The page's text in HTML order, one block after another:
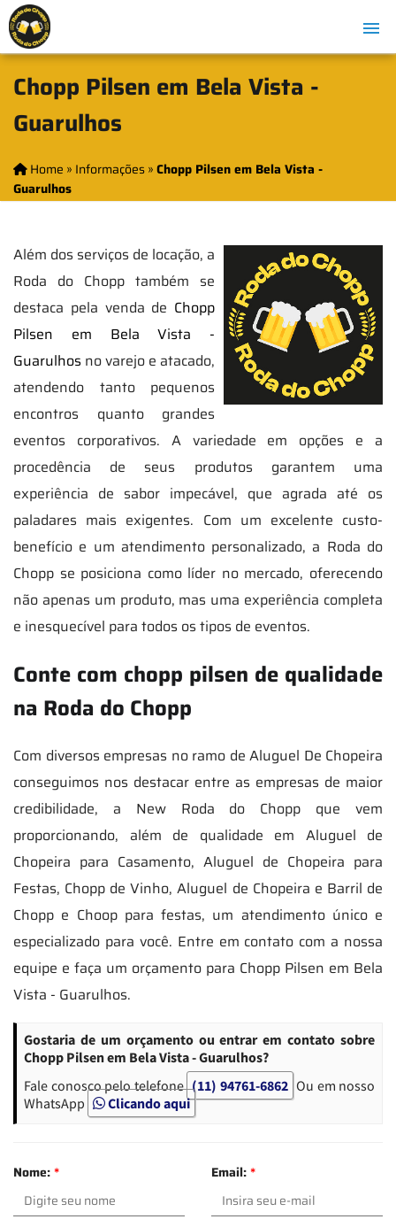
Chopp Pilsen em Bela Vista -
Guarulhos
Home » Informações»Chopp Pilsen em Bela Vista -
Guarulhos
Além dos serviços de locação, a
Roda do Chopp também se
destaca pela venda de Chopp
Pilsen em Bela Vista -
Guarulhos no varejo e atacado,
atendendo tanto pequenos
encontros quanto grandes
eventos corporativos. A variedade em opções e a
procedência de seus produtos garantem uma
experiência de sabor impecável, que agrada até os
paladares mais exigentes. Com um excelente custo-
benefício e um atendimento personalizado, a Roda do
Chopp se posiciona como líder no mercado, oferecendo
não apenas um produto, mas uma experiência completa
e inesquecível para todos os tipos de eventos.
Conte com chopp pilsen de qualidade
na Roda do Chopp
Com diversos empresas no ramo de Aluguel De Chopeira
conseguimos nos destacar entre as empresas de maior
credibilidade, a New Roda do Chopp que vem
proporcionando, além de qualidade em Aluguel de
Chopeira para Casamento, Aluguel de Chopeira para
Festas, Chopp de Vinho, Aluguel de Chopeira e Barril de
Chopp e Choop para festas, um atendimento único e
especializado para você. Entre em contato com a nossa
equipe e faça um orçamento para Chopp Pilsen em Bela
Vista - Guarulhos.
Gostaria de um orçamento ou entrar em contato sobre
Chopp Pilsen em Bela Vista - Guarulhos?
Fale conosco pelo telefone (11) 94761-6862 Ou em nosso
WhatsApp
Clicando aqui
Nome:* Email:*